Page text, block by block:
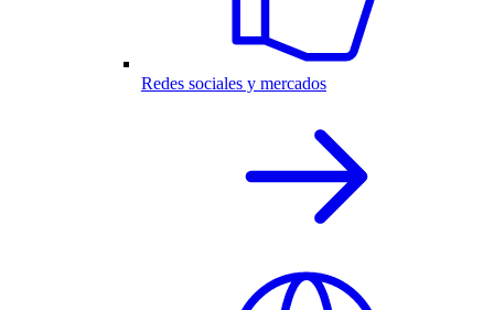
Redes sociales y mercados